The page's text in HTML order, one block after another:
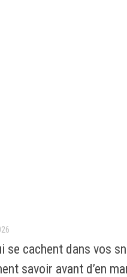
se cachent dans vos
savoir avant d’en